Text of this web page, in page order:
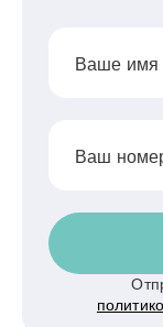
Ваше имя
Ваш